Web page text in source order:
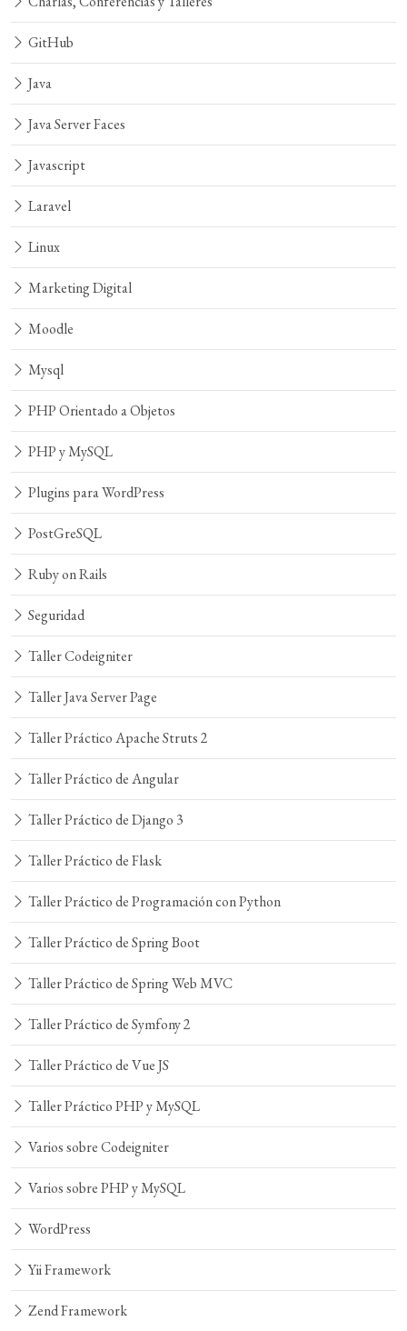
GitHub
Java
Java Server Faces
Javascript
Laravel
Linux
Marketing Digital
Moodle
Mysql
PHP Orientado a Objetos
PHP y MySQL
Plugins para WordPress
PostGreSQL
Ruby on Rails
Seguridad
Taller Codeigniter
Taller Java Server Page
Taller Práctico Apache Struts 2
Taller Práctico de Angular
Taller Práctico de Django 3
Taller Práctico de Flask
Taller Práctico de Programación con Python
Taller Práctico de Spring Boot
Taller Práctico de Spring Web MVC
Taller Práctico de Symfony 2
Taller Práctico de Vue JS
Taller Práctico PHP y MySQL
Varios sobre Codeigniter
Varios sobre PHP y MySQL
WordPress
Yii Framework
Zend Framework